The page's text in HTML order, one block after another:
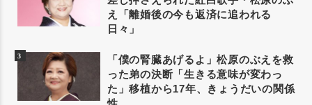
え「離婚後の今も返済に追われる
日々」
「僕の腎臓あげるよ」松原のぶえを救
った弟の決断「生きる意味が変わっ
た」移植から17年、きょうだいの関係